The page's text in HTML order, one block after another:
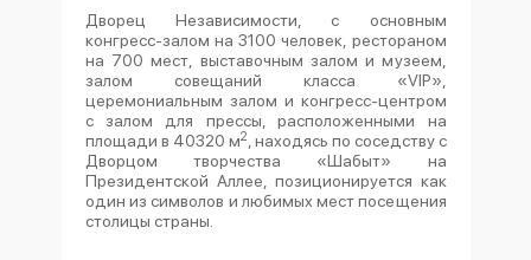
Дворец Независимости, с основным
конгресс-залом на 3100 человек, рестораном
на 700 мест, выставочным залом и музеем,
залом совещаний класса «VIP»,
церемониальным залом и конгресс-центром
с залом для прессы, расположенными на
площади в 40320 м2 , находясь по соседству с
Дворцом творчества «Шабыт» на
Президентской Аллее, позиционируется как
один из символов и любимых мест посещения
столицы страны.